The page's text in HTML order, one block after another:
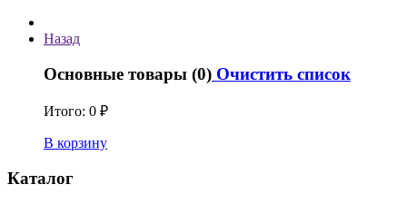
Назад
Основные товары (0) Очистить список
Итого: 0 ₽
В корзину
Каталог